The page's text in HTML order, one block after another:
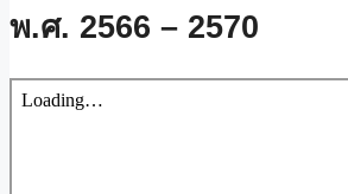
พ.ศ. 2566 – 2570